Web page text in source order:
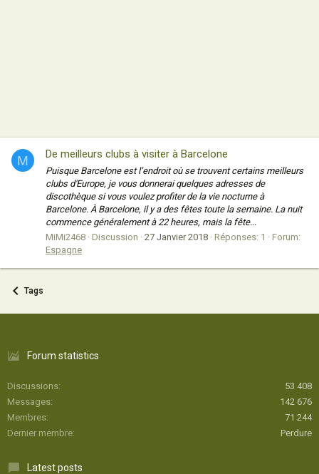
M De meilleurs clubs à visiter à Barcelone
Puisque Barcelone est l’endroit où se trouvent certains meilleurs
clubs d'Europe, je vous donnerai quelques adresses de
discothèque si vous voulez profiter de la vie nocturne à
Barcelone. À Barcelone, il y a des fêtes toute la semaine. La nuit
commence généralement à 22 heures, mais la fête...
MiMi2468 Discussion 27 Janvier 2018 Réponses: 1
Forum:
Espagne
Tags
Forum statistics
Discussions
53 408
Messages
142 676
Membres
71 244
Dernier membre
Perdure
Latest posts